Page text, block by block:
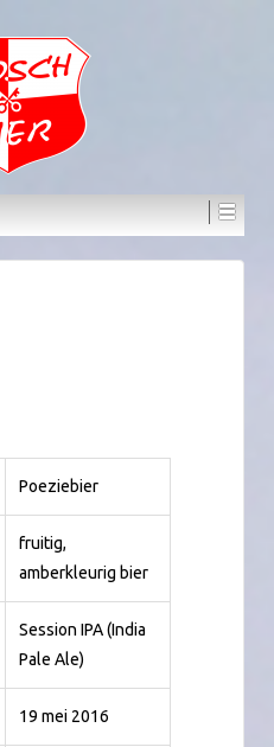
Poeziebier
fruitig,
amberkleurig bier
Session IPA (India
Pale Ale)
19 mei 2016